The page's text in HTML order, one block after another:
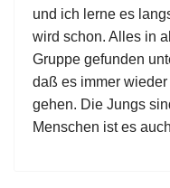
und ich lerne es
wird schon. Alles in
Gruppe gefunden
daß es immer
gehen. Die Jungs
Menschen ist es